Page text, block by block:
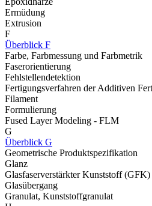
Ermüdung
Extrusion
F
Überblick F
Farbe, Farbmessung und Farbmetrik
Faserorientierung
Fehlstellendetektion
Fertigungsverfahren der Additiven
Filament
Formulierung
Fused Layer Modeling - FLM
G
Überblick G
Geometrische Produktspezifikation
Glanz
Glasfaserverstärkter Kunststoff (GFK)
Glasübergang
Granulat, Kunststoffgranulat